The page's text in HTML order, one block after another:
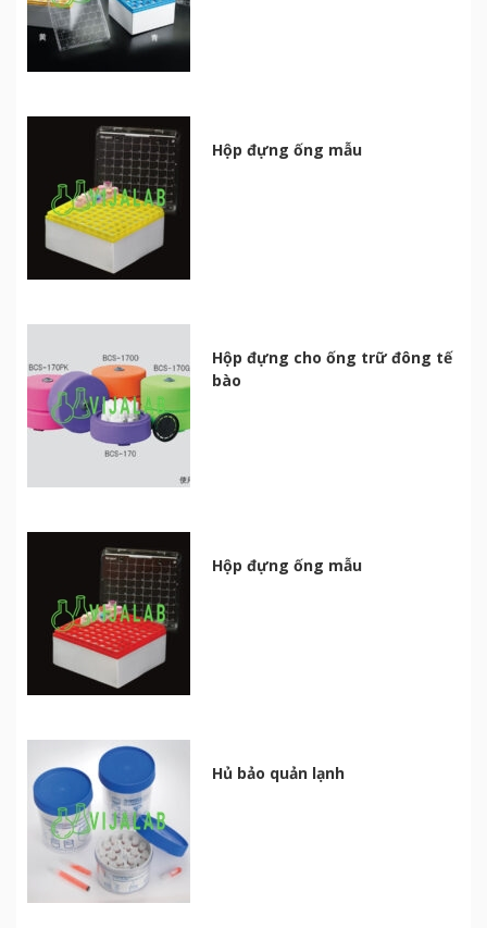
Hộp đựng ống mẫu
Hộp đựng cho ống trữ đông tế
bào
Hộp đựng ống mẫu
Hủ bảo quản lạnh